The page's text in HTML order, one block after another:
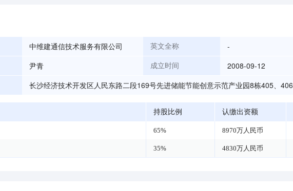
中维建通信技术服务有限公司 英文全称 -
尹青 成立时间 2008-09-12
长沙经济技术开发区人民东路二段169号先进储能节能创意示范产业园8栋405、406
持股比例 认缴出资额
65% 8970万人民币
35% 4830万人民币